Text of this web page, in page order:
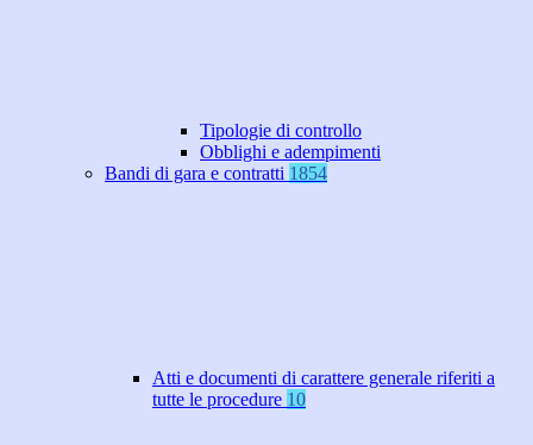
Tipologie di controllo
Obblighi e adempimenti
Bandi di gara e contratti 1854
Atti e documenti di carattere generale riferiti a
tutte le procedure 10